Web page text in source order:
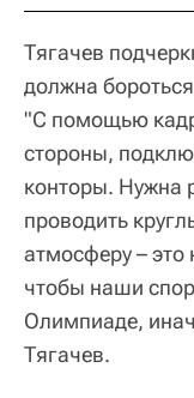
Тягачев
должна
"С помощью
стороны,
конторы. Нужна
проводить
атмосферу – это
чтобы наши
Олимпиаде,
Тягачев.